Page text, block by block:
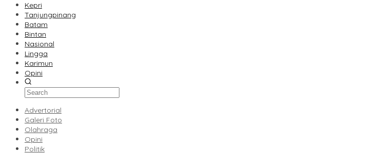
Kepri
Tanjungpinang
Batam
Bintan
Nasional
Lingga
Karimun
Opini
Advertorial
Galeri Foto
Olahraga
Opini
Politik